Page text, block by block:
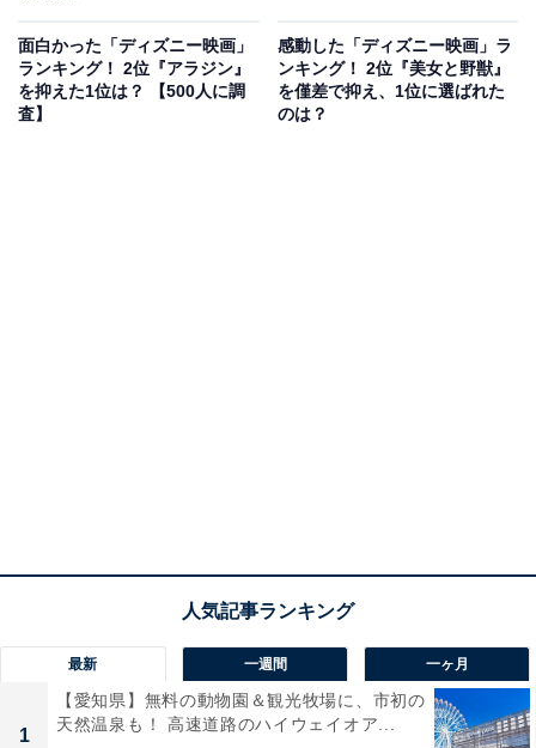
面白かった「ディズニー映画」
ランキング！ 2位『アラジン』
を抑えた1位は？ 【500人に調
査】
感動した「ディズニー映画」ラ
ンキング！ 2位『美女と野獣』
を僅差で抑え、1位に選ばれた
のは？
最新 一週間 一ヶ月
1
【愛知県】無料の動物園＆観光牧場に、市初の
天然温泉も！ 高速道路のハイウェイオア...